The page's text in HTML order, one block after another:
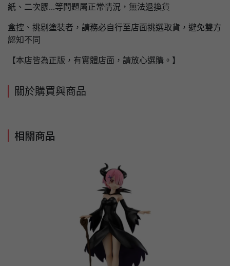
紙、二次膠...等問題屬正常情況，無法退換貨
盒控、挑剔塗裝者，請務必自行至店面挑選取貨，避免雙方
認知不同
【本店皆為正版，有實體店面，請放心選購。】
關於購買與商品
相關商品